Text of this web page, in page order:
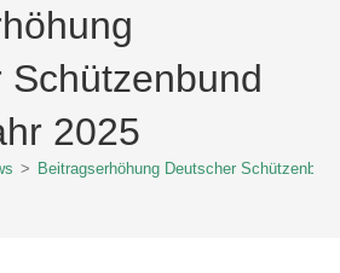
Schützenbund
2025
> Beitragserhöhung Deutscher